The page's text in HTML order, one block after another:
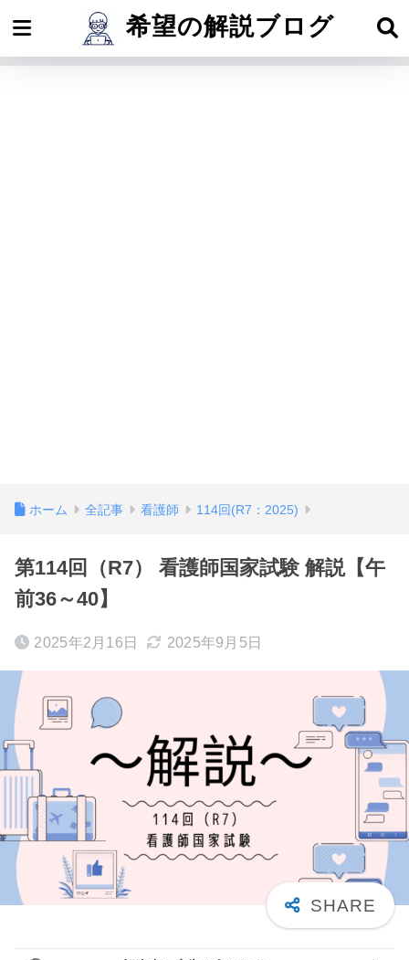
希望の解説ブログ
ホーム 全記事 看護師 114回(R7：2025)
第114回（R7） 看護師国家試験 解説【午
前36～40】
2025年2月16日 2025年9月5日